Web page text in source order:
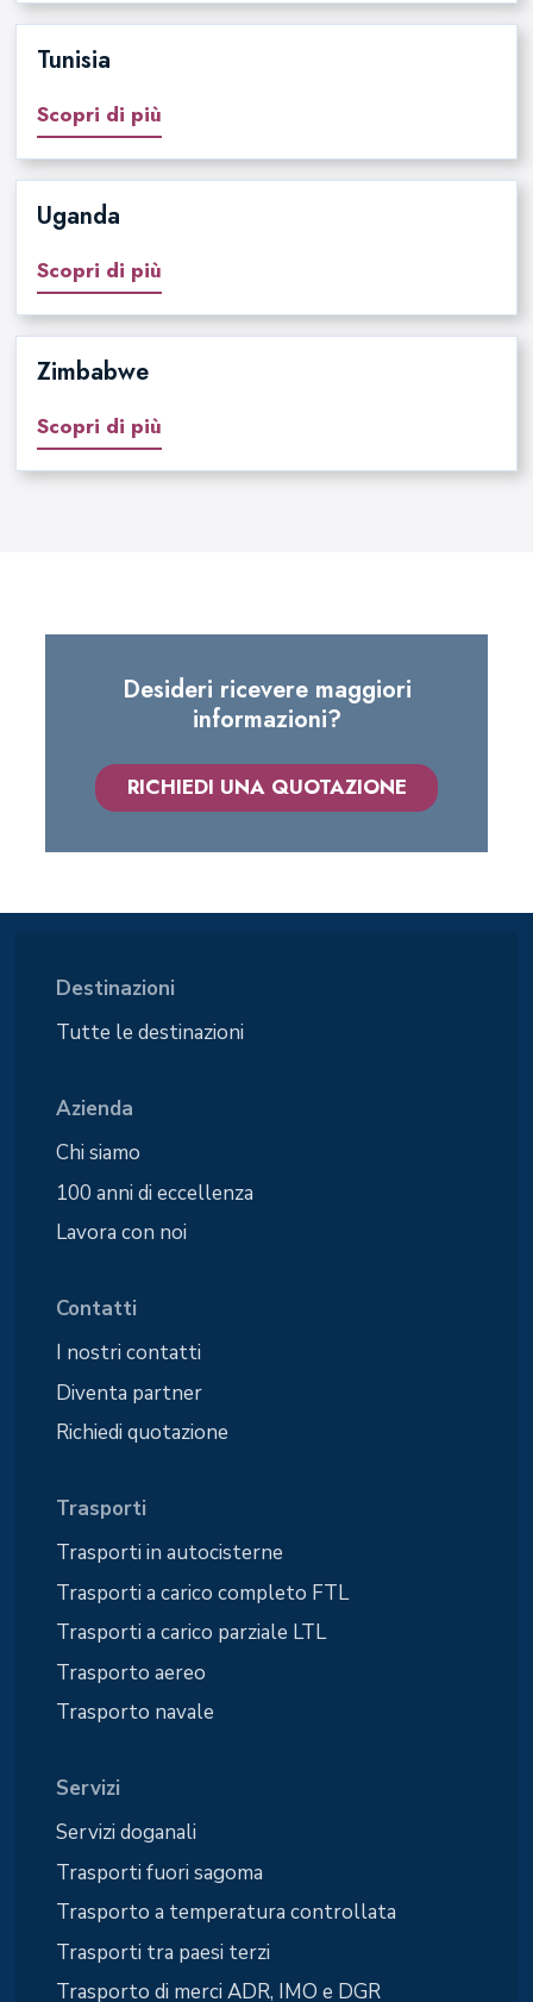
Tunisia
Scopri di più
Uganda
Scopri di più
Zimbabwe
Scopri di più
Desideri ricevere maggiori
informazioni?
RICHIEDI UNA QUOTAZIONE
Destinazioni
Tutte le destinazioni
Azienda
Chi siamo
100 anni di eccellenza
Lavora con noi
Contatti
I nostri contatti
Diventa partner
Richiedi quotazione
Trasporti
Trasporti in autocisterne
Trasporti a carico completo FTL
Trasporti a carico parziale LTL
Trasporto aereo
Trasporto navale
Servizi
Servizi doganali
Trasporti fuori sagoma
Trasporto a temperatura controllata
Trasporti tra paesi terzi
Trasporto di merci ADR, IMO e DGR